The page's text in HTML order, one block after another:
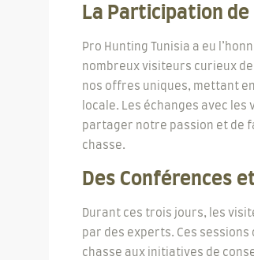
La Participation de
Pro Hunting Tunisia a eu
nombreux visiteurs curieux
nos offres uniques, mettant
locale. Les échanges avec
partager notre passion et de
chasse.
Des Conférences
Durant ces trois jours, les
par des experts. Ces
chasse aux initiatives de